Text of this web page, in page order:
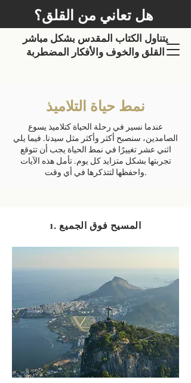
هل تعاني من القلق؟
يتناول الكتاب المقدس بشكل مباشر
القلق والخوف والأفكار المضطربة
نمط حياة التلاميذ
عندما نسير في رحلة الحياة كتلاميذ يسوع
الصامدين، سنصبح أكثر وأكثر مثل سيدنا. فيما يلي
اثني عشر تغييرًا في نمط الحياة يجب أن تتوقع
تجربتها بشكل متزايد كل يوم. تأمل هذه الآيات
واحفظها لتتذكرها في أي وقت.
1. المسيح فوق الجميع